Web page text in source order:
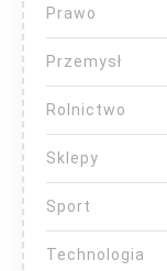
Prawo
Przemysł
Rolnictwo
Sklepy
Sport
Technologia